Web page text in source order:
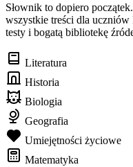
Słownik to dopiero
wszystkie treści dla uczniów
testy i bogatą bibliotekę
Literatura
Historia
Biologia
Geografia
Umiejętności życiowe
Matematyka